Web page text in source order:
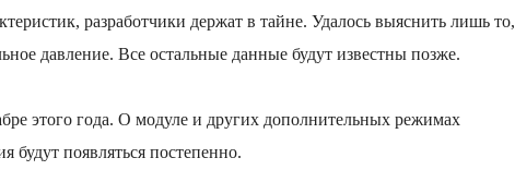
разработчики держат в тайне. Удалось выяснить лишь то,
давление. Все остальные данные будут известны позже.
этого года. О модуле и других дополнительных режимах
будут появляться постепенно.